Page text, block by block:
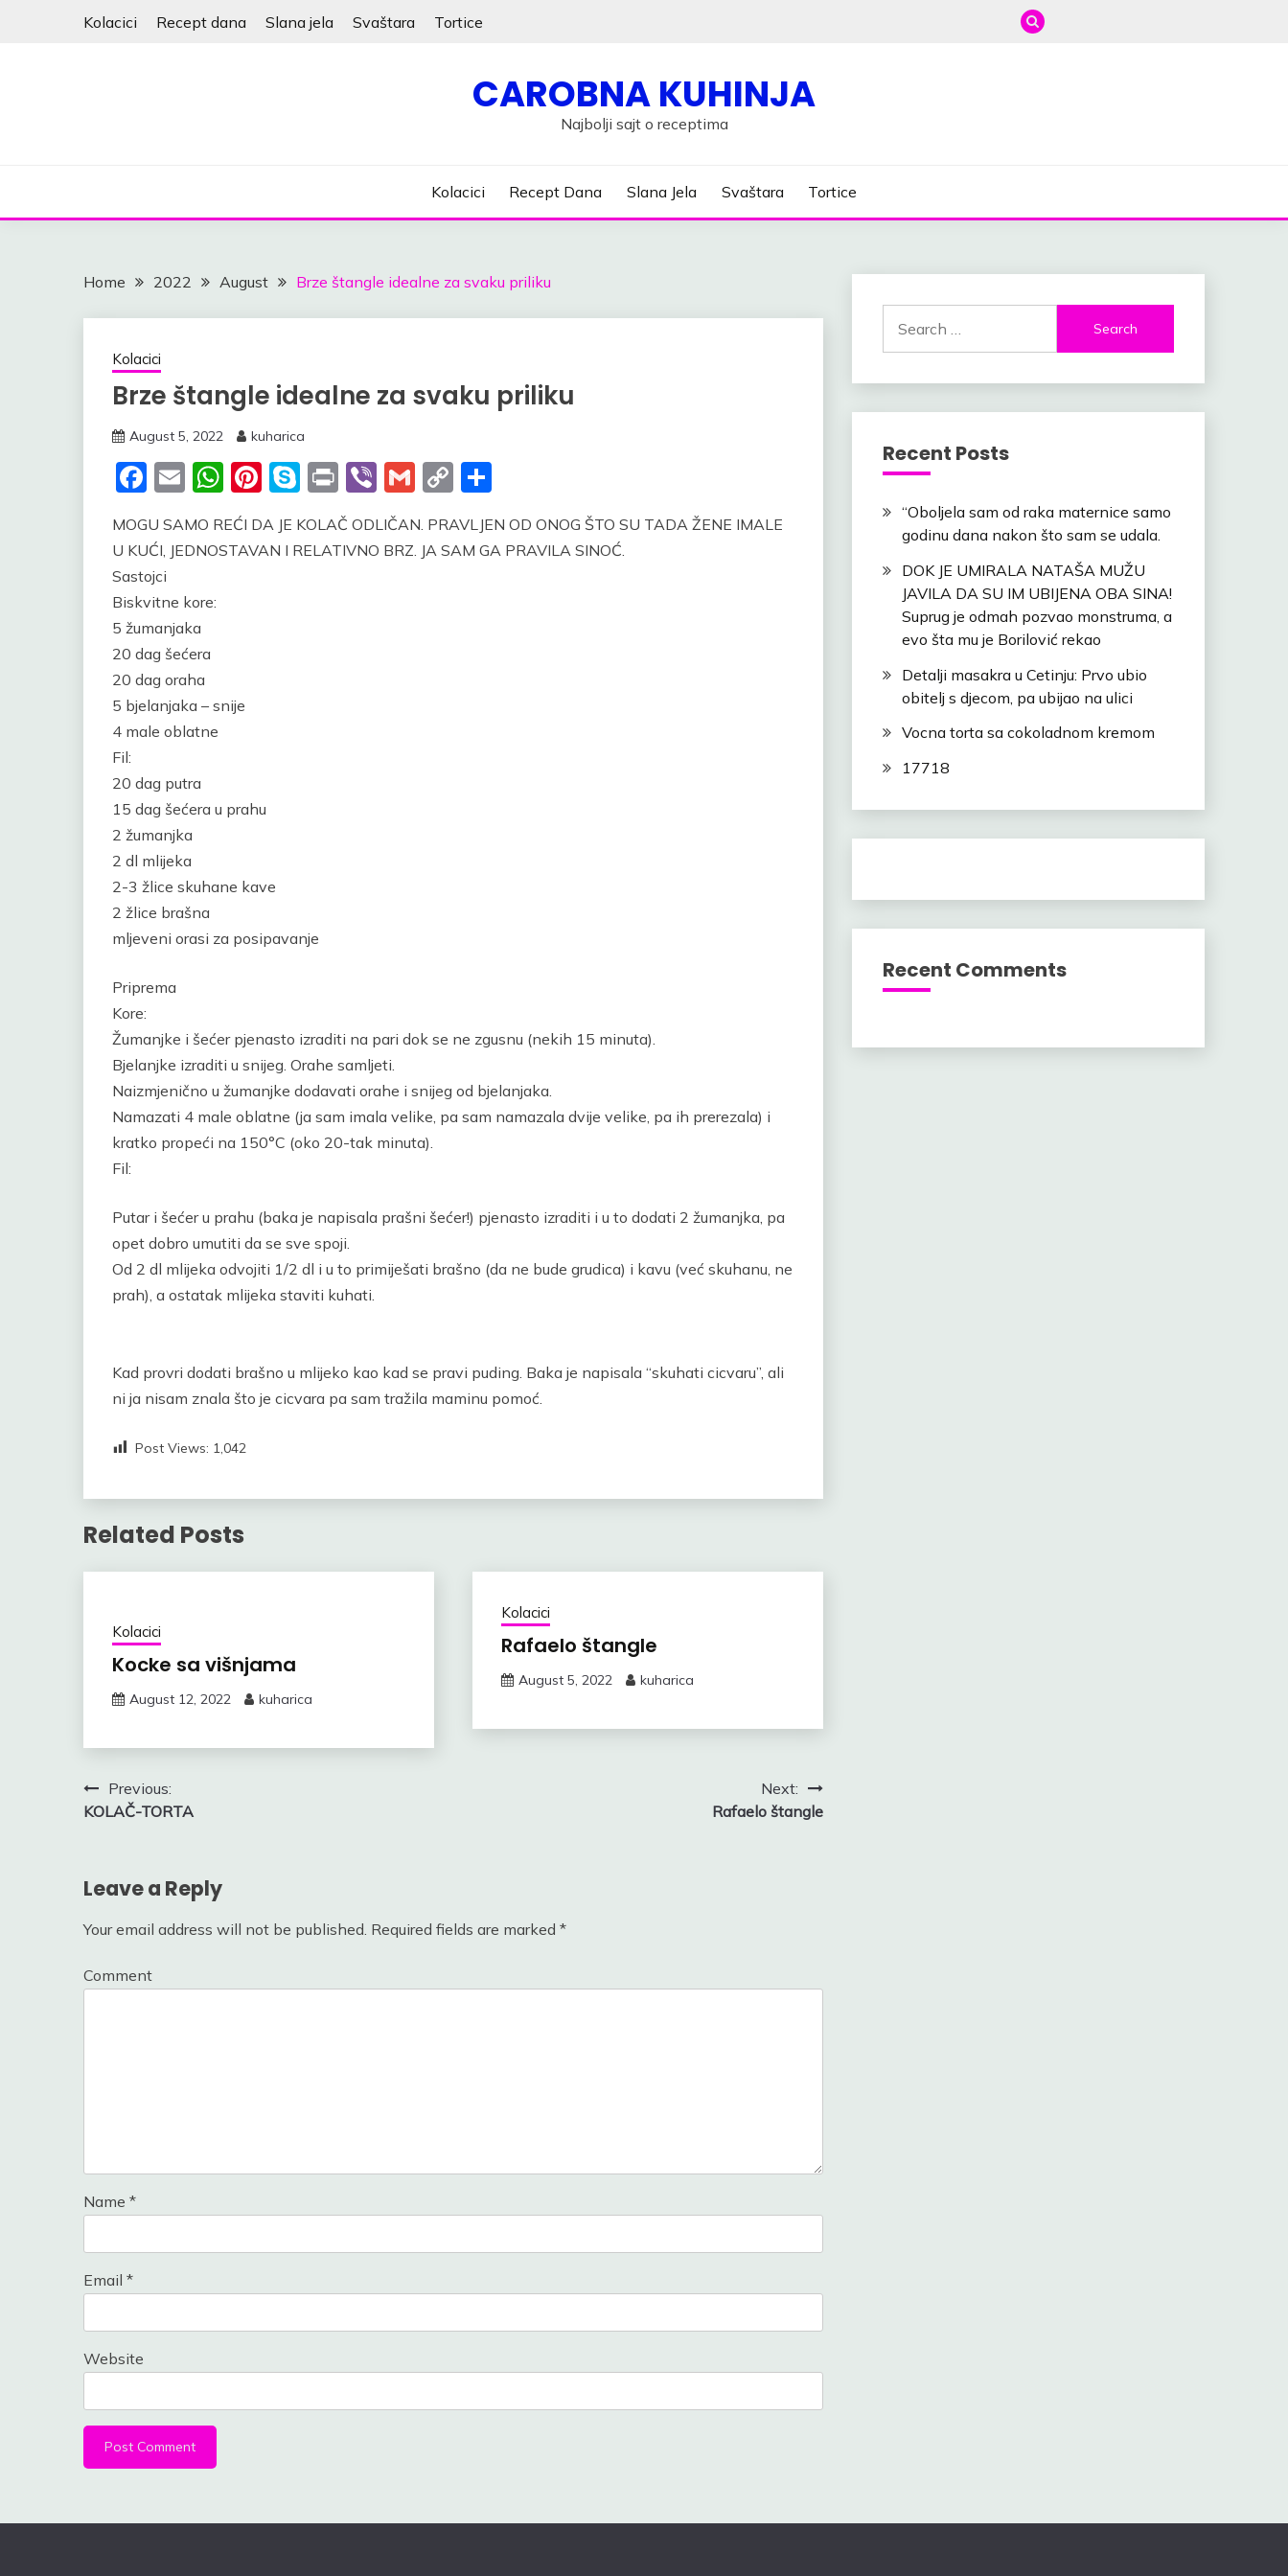
Kolacici Recept dana Slana jela Svaštara Tortice
CAROBNA KUHINJA
Najbolji sajt o receptima
Kolacici Recept Dana Slana Jela Svaštara Tortice
Home 2022 August Brze štangle idealne za svaku priliku
Kolacici
Brze štangle idealne za svaku priliku
August 5, 2022 kuharica
Facebook
EmailWhatsApp
Pinterest
Skype
PrintViberGmail
Copy
MOGU SAMO REĆI DA JE KOLAČ ODLIČAN. PRAVLJEN OD ONOG ŠTO SU TADA ŽENE IMALE
U KUĆI, JEDNOSTAVAN I RELATIVNO BRZ. JA SAM GA PRAVILA SINOĆ.
Sastojci
Biskvitne kore:
5 žumanjaka
20 dag šećera
20 dag oraha
5 bjelanjaka – snije
4 male oblatne
Fil:
20 dag putra
15 dag šećera u prahu
2 žumanjka
2 dl mlijeka
2-3 žlice skuhane kave
2 žlice brašna
mljeveni orasi za posipavanje
Priprema
Kore:
Žumanjke i šećer pjenasto izraditi na pari dok se ne zgusnu (nekih 15 minuta).
Bjelanjke izraditi u snijeg. Orahe samljeti.
Naizmjenično u žumanjke dodavati orahe i snijeg od bjelanjaka.
Namazati 4 male oblatne (ja sam imala velike, pa sam namazala dvije velike, pa ih prerezala) i
kratko propeći na 150°C (oko 20-tak minuta).
Fil:
Putar i šećer u prahu (baka je napisala prašni šećer!) pjenasto izraditi i u to dodati 2 žumanjka, pa
opet dobro umutiti da se sve spoji.
Od 2 dl mlijeka odvojiti 1/2 dl i u to primiješati brašno (da ne bude grudica) i kavu (već skuhanu, ne
prah), a ostatak mlijeka staviti kuhati.
Kad provri dodati brašno u mlijeko kao kad se pravi puding. Baka je napisala “skuhati cicvaru”, ali
ni ja nisam znala što je cicvara pa sam tražila maminu pomoć.
Post Views: 1,042
Related Posts
Kolacici
Kocke sa višnjama
August 12, 2022 kuharica
Kolacici
Rafaelo štangle
August 5, 2022 kuharica
Post
navigation
Previous:
KOLAČ-TORTA
Next:
Rafaelo štangle
Leave a Reply
Your email address will not be published. Required fields are marked *
Comment
Name *
Email *
Website
for:
Recent Posts
“Oboljela sam od raka maternice samo
godinu dana nakon što sam se udala.
DOK JE UMIRALA NATAŠA MUŽU
JAVILA DA SU IM UBIJENA OBA SINA!
Suprug je odmah pozvao monstruma, a
evo šta mu je Borilović rekao
Detalji masakra u Cetinju: Prvo ubio
obitelj s djecom, pa ubijao na ulici
Vocna torta sa cokoladnom kremom
17718
Recent Comments